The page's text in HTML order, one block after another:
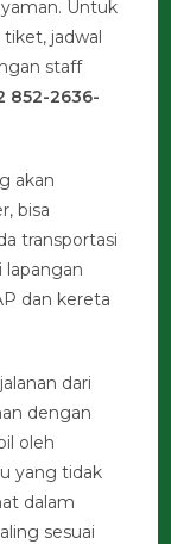
Untuk
jadwal
staff
852-2636-
akan
bisa
transportasi
dan kereta
dari
dengan
oleh
yang tidak
dalam
sesuai